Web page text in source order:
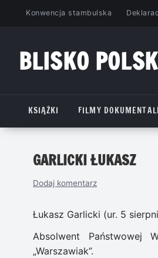
PrzejdźKonwencja stambulska
BLISKO
KSIĄŻKI
FILMY
GARLICKI ŁUKASZ
Dodaj komentarz
Łukasz Garlicki (ur. 5
Absolwent Państwowej
„Warszawiak”.